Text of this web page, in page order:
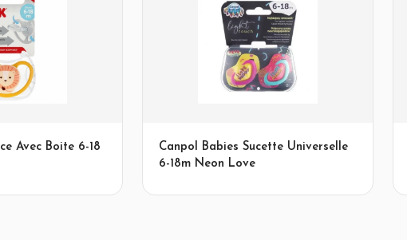
Avec Boite 6-18
Canpol Babies Sucette Universelle
6-18m Neon Love